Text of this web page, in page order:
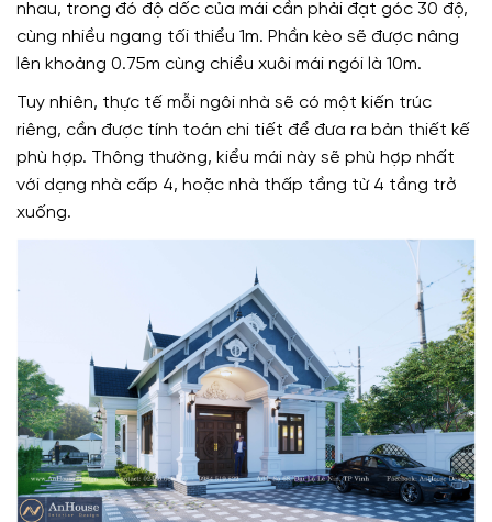
nhau, trong đó độ dốc của mái cần phải đạt góc 30 độ,
cùng nhiều ngang tối thiểu 1m. Phần kèo sẽ được nâng
lên khoảng 0.75m cùng chiều xuôi mái ngói là 10m.
Tuy nhiên, thực tế mỗi ngôi nhà sẽ có một kiến trúc
riêng, cần được tính toán chi tiết để đưa ra bản thiết kế
phù hợp. Thông thường, kiểu mái này sẽ phù hợp nhất
với dạng nhà cấp 4, hoặc nhà thấp tầng từ 4 tầng trở
xuống.